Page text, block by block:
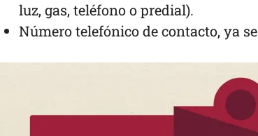
luz, gas, teléfono o predial).
Número telefónico de contacto, ya